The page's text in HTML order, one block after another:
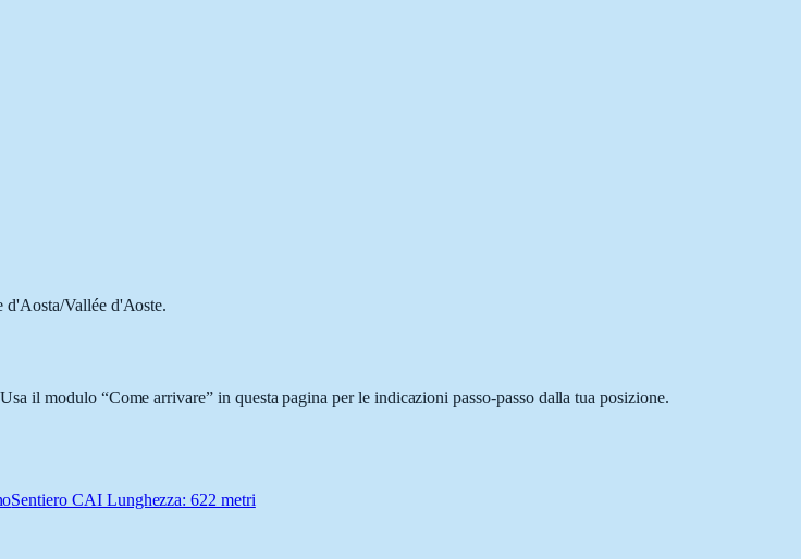
Vallée d'Aoste.
il modulo “Come arrivare” in questa pagina per le indicazioni passo-passo dalla tua posizione.
Sentiero CAI Lunghezza: 622 metri